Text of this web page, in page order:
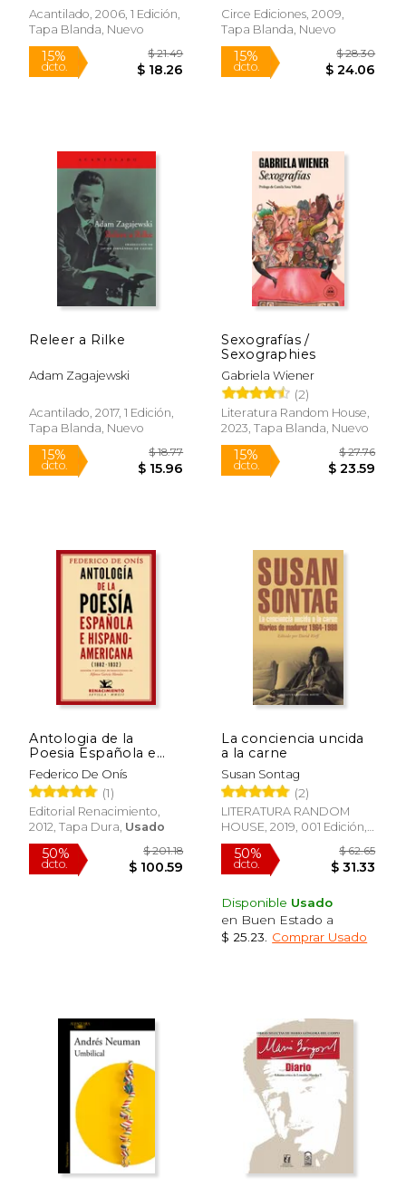
40%
dcto.
$ 33.12 50%
dcto.
Acantilado, 2006, 1 Edición,
Tapa Blanda, Nuevo
15%
dcto.
Circe Ediciones, 2009,
Tapa Blanda, Nuevo
15%
dcto.
Releer a Rilke
Adam Zagajewski
Acantilado, 2017, 1 Edición,
Tapa Blanda, Nuevo
Sexografías /
Sexographies
Gabriela Wiener
(2)
Literatura Random House,
2023, Tapa Blanda, Nuevo
Antologia de la
Poesia Española e
Hispanoamericana
(Ed. Facsimil)
Federico De Onís
(1)
Editorial Renacimiento,
2012, Tapa Dura, Usado
La conciencia uncida
a la carne
Susan Sontag
(2)
LITERATURA RANDOM
HOUSE, 2019, 001 Edición,
Tapa Dura, Nuevo
Disponible Usado
en Buen Estado a
$ 25.23
Comprar Usado